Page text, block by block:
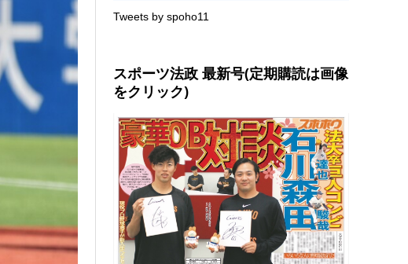
Tweets by spoho11
スポーツ法政 最新号(定期購読は画像
をクリック)